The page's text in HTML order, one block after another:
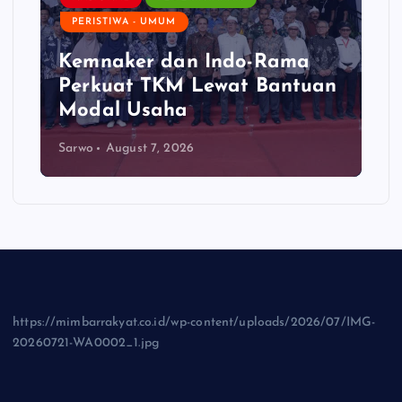
- UMUM
dan Indo-Rama
TKM Lewat Bantuan
Usaha
August 7, 2026
DAERAH
Gubernur
Siapkan
Kelapa di
https://mimbarrakyat.co.id/wp-content/uploads/2026/07/IMG-
20260721-WA0002_1.jpg